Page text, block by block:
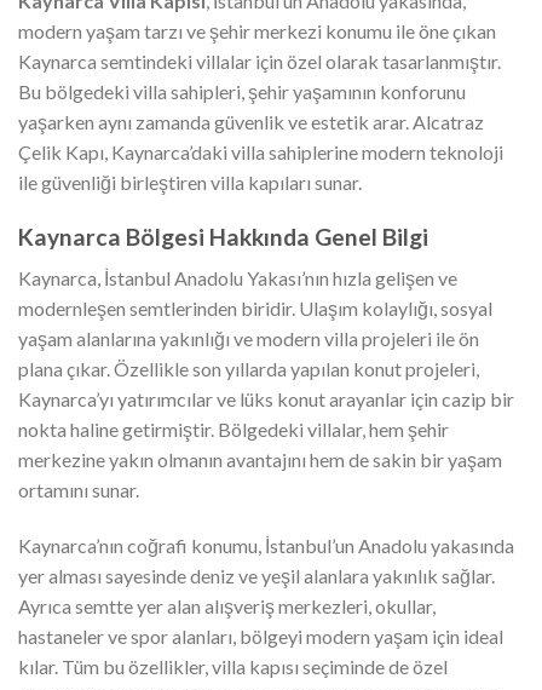
modern yaşam tarzı ve şehir merkezi konumu ile öne çıkan
Kaynarca semtindeki villalar için özel olarak tasarlanmıştır.
Bu bölgedeki villa sahipleri, şehir yaşamının konforunu
yaşarken aynı zamanda güvenlik ve estetik arar. Alcatraz
Çelik Kapı, Kaynarca’daki villa sahiplerine modern teknoloji
ile güvenliği birleştiren villa kapıları sunar.
Kaynarca Bölgesi Hakkında Genel Bilgi
Kaynarca, İstanbul Anadolu Yakası’nın hızla gelişen ve
modernleşen semtlerinden biridir. Ulaşım kolaylığı, sosyal
yaşam alanlarına yakınlığı ve modern villa projeleri ile ön
plana çıkar. Özellikle son yıllarda yapılan konut projeleri,
Kaynarca’yı yatırımcılar ve lüks konut arayanlar için cazip bir
nokta haline getirmiştir. Bölgedeki villalar, hem şehir
merkezine yakın olmanın avantajını hem de sakin bir yaşam
ortamını sunar.
Kaynarca’nın coğrafi konumu, İstanbul’un Anadolu yakasında
yer alması sayesinde deniz ve yeşil alanlara yakınlık sağlar.
Ayrıca semtte yer alan alışveriş merkezleri, okullar,
hastaneler ve spor alanları, bölgeyi modern yaşam için ideal
kılar. Tüm bu özellikler, villa kapısı seçiminde de özel